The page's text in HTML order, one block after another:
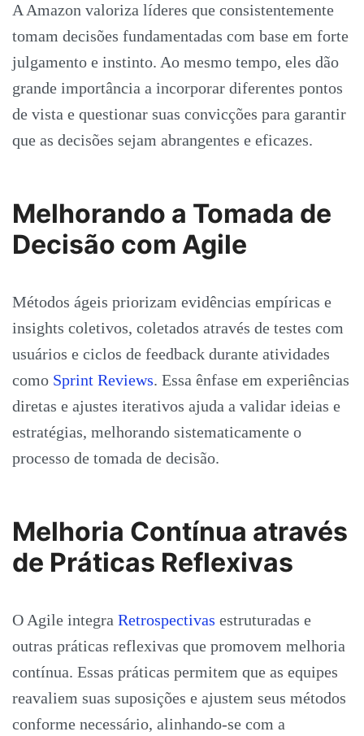
A Amazon valoriza líderes que consistentemente
tomam decisões fundamentadas com base em forte
julgamento e instinto. Ao mesmo tempo, eles dão
grande importância a incorporar diferentes pontos
de vista e questionar suas convicções para garantir
que as decisões sejam abrangentes e eficazes.
Melhorando a Tomada de
Decisão com Agile
Métodos ágeis priorizam evidências empíricas e
insights coletivos, coletados através de testes com
usuários e ciclos de feedback durante atividades
como Sprint Reviews. Essa ênfase em experiências
diretas e ajustes iterativos ajuda a validar ideias e
estratégias, melhorando sistematicamente o
processo de tomada de decisão.
Melhoria Contínua através
de Práticas Reflexivas
O Agile integra Retrospectivas estruturadas e
outras práticas reflexivas que promovem melhoria
contínua. Essas práticas permitem que as equipes
reavaliem suas suposições e ajustem seus métodos
conforme necessário, alinhando-se com a